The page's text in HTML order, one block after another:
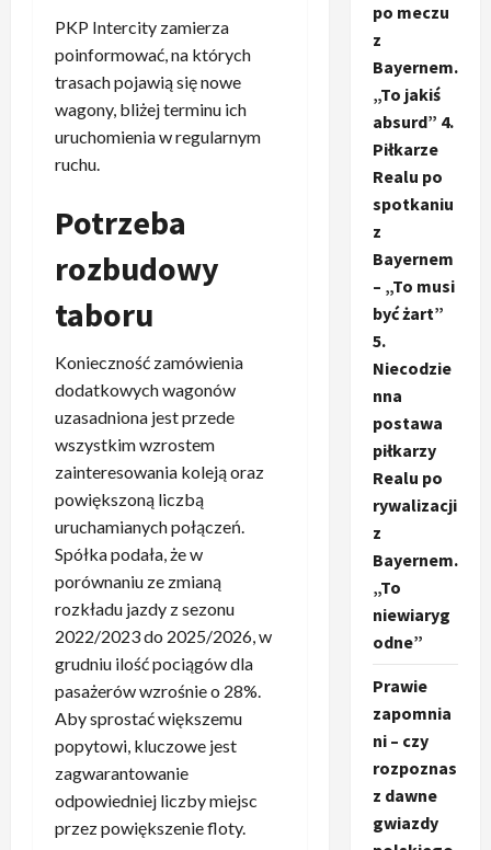
PKP Intercity zamierza
poinformować, na których
trasach pojawią się nowe
wagony, bliżej terminu ich
uruchomienia w regularnym
ruchu.
Potrzeba
rozbudowy
taboru
Konieczność zamówienia
dodatkowych wagonów
uzasadniona jest przede
wszystkim wzrostem
zainteresowania koleją oraz
powiększoną liczbą
uruchamianych połączeń.
Spółka podała, że w
porównaniu ze zmianą
rozkładu jazdy z sezonu
2022/2023 do 2025/2026, w
grudniu ilość pociągów dla
pasażerów wzrośnie o 28%.
Aby sprostać większemu
popytowi, kluczowe jest
zagwarantowanie
odpowiedniej liczby miejsc
przez powiększenie floty.
po meczu
z
Bayernem.
„To jakiś
absurd” 4.
Piłkarze
Realu po
spotkaniu
z
Bayernem
– „To musi
być żart”
5.
Niecodzie
nna
postawa
piłkarzy
Realu po
rywalizacji
z
Bayernem.
„To
niewiaryg
odne”
Prawie
zapomnia
ni – czy
rozpoznas
z dawne
gwiazdy